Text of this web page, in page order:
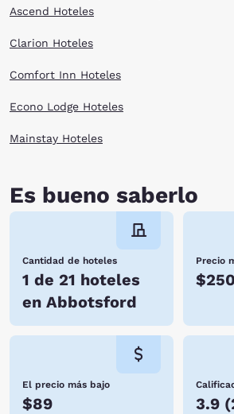
Ascend Hoteles
Clarion Hoteles
Comfort Inn Hoteles
Econo Lodge Hoteles
Mainstay Hoteles
Es bueno saberlo
Cantidad de hoteles
1 de 21 hoteles
en Abbotsford
Precio
$250
El precio más bajo
$89 3.9 (